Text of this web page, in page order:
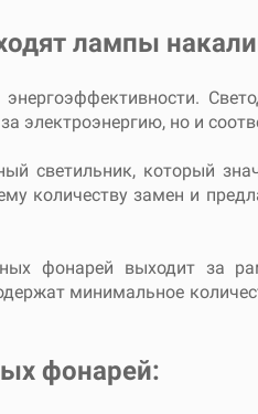
лампы
электроэнергию, но и
светильник, который
количеству замен и
фонарей выходит за
минимальное
фонарей: